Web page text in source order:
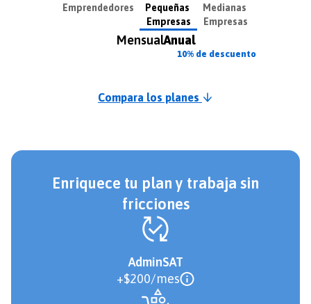
Emprendedores
Pequeñas
Empresas
Medianas
Empresas
MensualAnual
10% de descuento
Compara los planes
Enriquece tu plan y trabaja sin
fricciones
AdminSAT
+$200/mes